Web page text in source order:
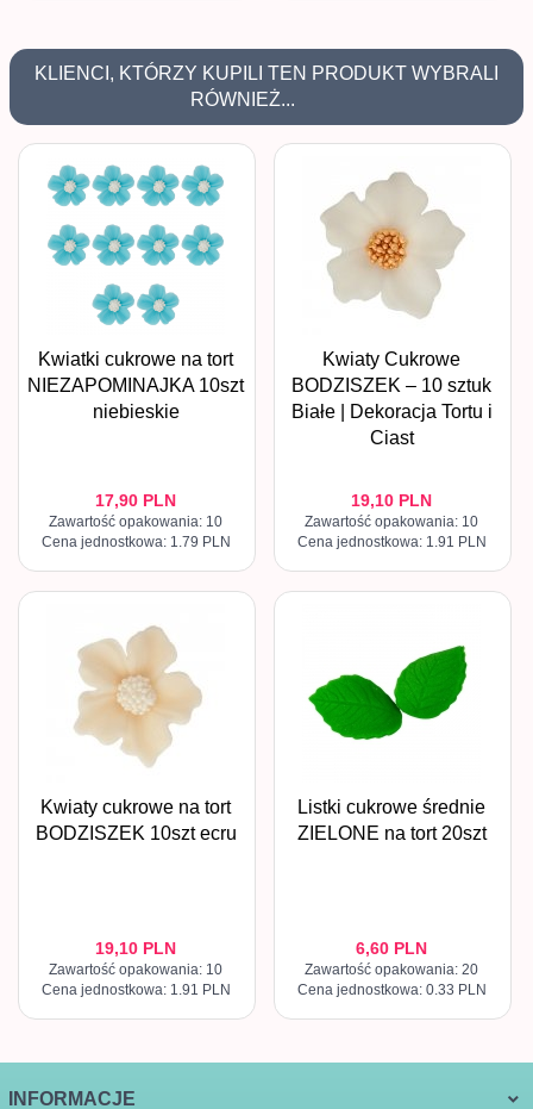
KLIENCI, KTÓRZY KUPILI TEN PRODUKT WYBRALI
RÓWNIEŻ...
Kwiatki cukrowe na tort
NIEZAPOMINAJKA 10szt
niebieskie
17,90 PLN
Zawartość opakowania: 10
Cena jednostkowa: 1.79 PLN
Kwiaty Cukrowe
BODZISZEK – 10 sztuk
Białe | Dekoracja Tortu i
Ciast
19,10 PLN
Zawartość opakowania: 10
Cena jednostkowa: 1.91 PLN
Kwiaty cukrowe na tort
BODZISZEK 10szt ecru
19,10 PLN
Zawartość opakowania: 10
Cena jednostkowa: 1.91 PLN
Listki cukrowe średnie
ZIELONE na tort 20szt
6,60 PLN
Zawartość opakowania: 20
Cena jednostkowa: 0.33 PLN
INFORMACJE